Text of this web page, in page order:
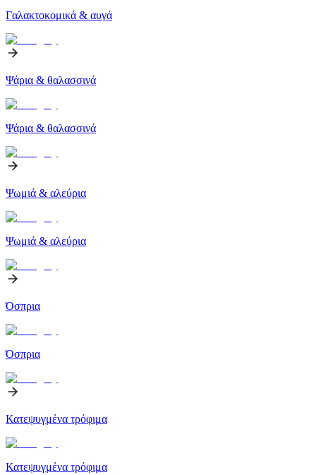
Γαλακτοκομικά & αυγά
Ψάρια & θαλασσινά
Ψάρια & θαλασσινά
Ψωμιά & αλεύρια
Ψωμιά & αλεύρια
Όσπρια
Όσπρια
Κατεψυγμένα τρόφιμα
Κατεψυγμένα τρόφιμα